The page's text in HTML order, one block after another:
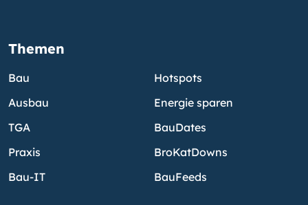
Themen
Bau
Ausbau
TGA
Praxis
Bau-IT
Hotspots
Energie sparen
BauDates
BroKatDowns
BauFeeds